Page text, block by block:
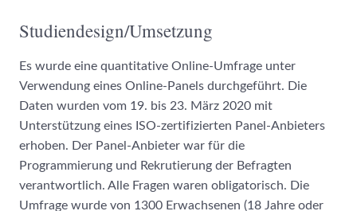
Studiendesign/Umsetzung
Es wurde eine quantitative Online-Umfrage unter
Verwendung eines Online-Panels durchgeführt. Die
Daten wurden vom 19. bis 23. März 2020 mit
Unterstützung eines ISO-zertifizierten Panel-Anbieters
erhoben. Der Panel-Anbieter war für die
Programmierung und Rekrutierung der Befragten
verantwortlich. Alle Fragen waren obligatorisch. Die
Umfrage wurde von 1300 Erwachsenen (18 Jahre oder